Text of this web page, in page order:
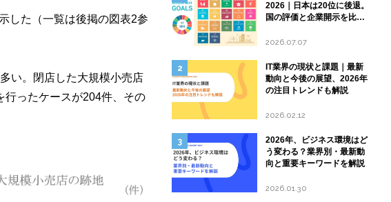
した（一覧は後掲の図表2参
い。閉店した大規模小売店
行ったケースが204件、その
2026｜日本は20位に後退。
国の評価と企業開示を比較
2026.07.07
IT業界の現状と課題｜最新
動向と今後の展望、2026年
の注目トレンドも解説
2026.02.12
2026年、ビジネス環境はど
う変わる？業界別・最新動
向と重要キーワードを解説
2026.01.30